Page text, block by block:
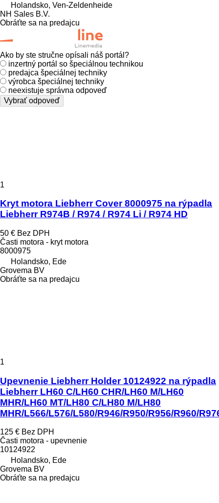
Holandsko, Ven-Zeldenheide
NH Sales B.V.
Obráťte sa na predajcu
Ako by ste stručne opísali náš portál?
inzertný portál so špeciálnou technikou
predajca špeciálnej techniky
výrobca špeciálnej techniky
neexistuje správna odpoveď
Vybrať odpoveď
1
Kryt motora Liebherr Cover 8000975 na rýpadla
Liebherr R974B / R974 / R974 Li / R974 HD
50 € Bez DPH
Časti motora - kryt motora
8000975
Holandsko, Ede
Grovema BV
Obráťte sa na predajcu
1
Upevnenie Liebherr Holder 10124922 na rýpadla
Liebherr LH60 C/LH60 CHR/LH60 M/LH60
MHR/LH60 MT/LH80 C/LH80 M/LH80
MHR/L566/L576/L580/R946/R950/R956/R960/
125 € Bez DPH
Časti motora - upevnenie
10124922
Holandsko, Ede
Grovema BV
Obráťte sa na predajcu